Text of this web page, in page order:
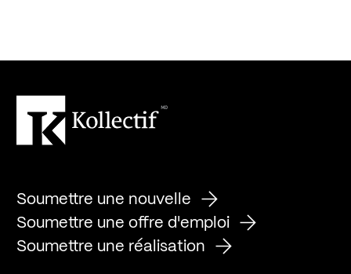
Soumettre une nouvelle
Soumettre une offre d'emploi
Soumettre une réalisation